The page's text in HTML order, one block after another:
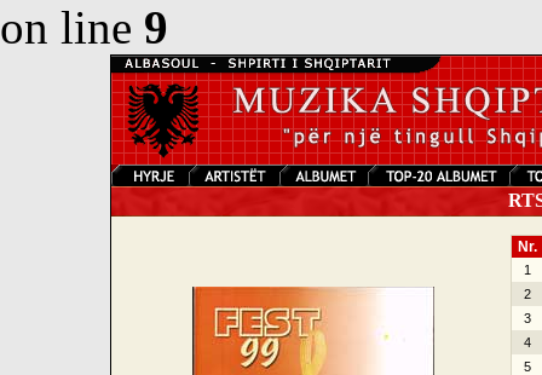
on line 9
Nr.
1
2
3
4
5